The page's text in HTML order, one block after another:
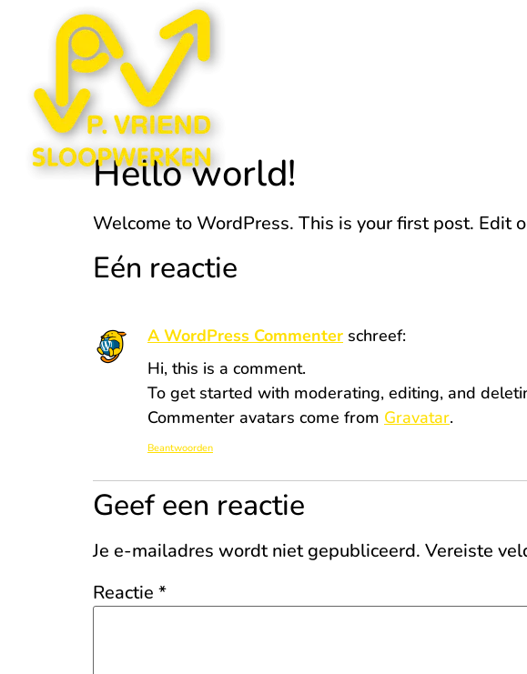
Hello world!
Welcome to WordPress. This is your first post. Edit
Eén reactie
A WordPress Commenter schreef:
Hi, this is a comment.
To get started with moderating, editing, and
Commenter avatars come from Gravatar.
Beantwoorden
Geef een reactie
Je e-mailadres wordt niet gepubliceerd. Vereiste
Reactie *